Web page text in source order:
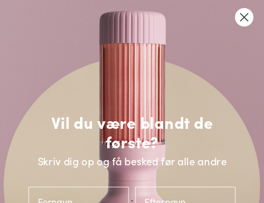
konsistens skaber en perfekt blanding, der både
tilfredsstiller og giver energi. Det er den ideelle
drik til dig, der vil holde energiniveauet oppe og
samtidig nyde et nyt twist på din yndlingskaffe.
Vil du være blandt de
første?
Skriv dig op og få besked før alle andre
Efternavn